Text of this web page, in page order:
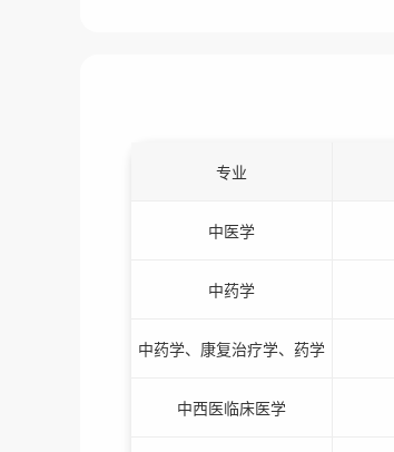
专业
中医学
中药学
中药学、康复治疗学、药学
中西医临床医学